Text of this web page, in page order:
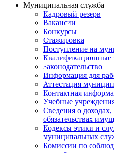
Муниципальная служба
Кадровый резерв
Вакансии
Конкурсы
Стажировка
Поступление на
Квалификационные
Законодательство
Информация для
Аттестация
Контактная
Учебные
Сведения о
обязательствах
Кодексы этики и
муниципальных
Комиссии по